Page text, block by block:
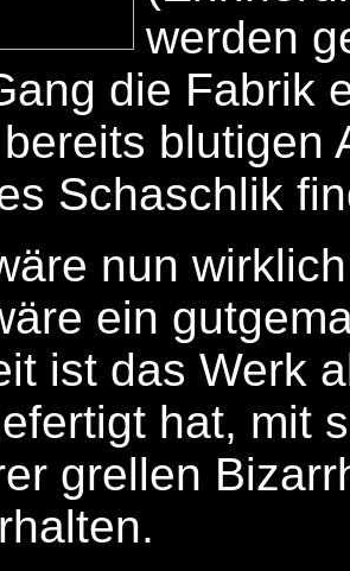
werden
die Fabrik
blutigen
Schaschlik
nun
ein
ist das Werk
hat, mit
grellen